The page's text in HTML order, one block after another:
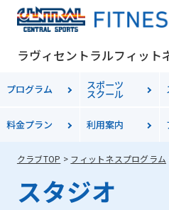
ラヴィセントラルフィット
プログラム スポーツ
スクール
料金プラン 利用案内
クラブTOP フィットネスプログラム
スタジオ